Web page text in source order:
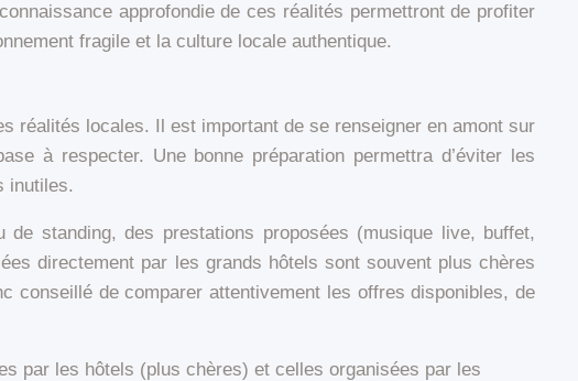
approfondie de ces réalités permettront de profiter
fragile et la culture locale authentique.
réalités locales. Il est important de se renseigner en amont sur
à respecter. Une bonne préparation permettra d’éviter les
inutiles.
standing, des prestations proposées (musique live, buffet,
directement par les grands hôtels sont souvent plus chères
conseillé de comparer attentivement les offres disponibles, de
par les hôtels (plus chères) et celles organisées par les